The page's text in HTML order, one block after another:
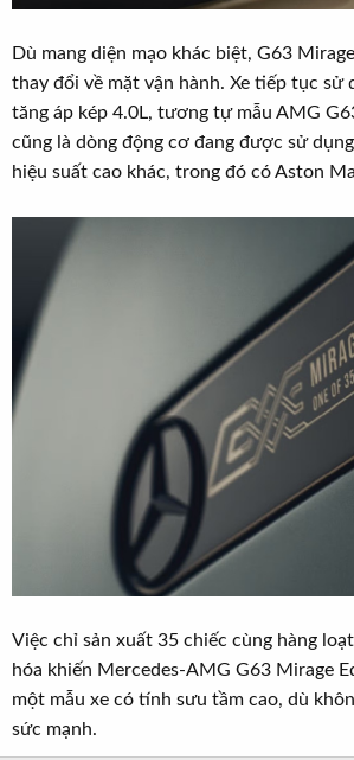
Dù mang diện mạo khác biệt, G63
thay đổi về mặt vận hành. Xe tiếp tục sử
tăng áp kép 4.0L, tương tự mẫu AMG
cũng là dòng động cơ đang được sử
hiệu suất cao khác, trong đó có Aston
Việc chỉ sản xuất 35 chiếc cùng hàng
hóa khiến Mercedes-AMG G63 Mirage
một mẫu xe có tính sưu tầm cao, dù
sức mạnh.